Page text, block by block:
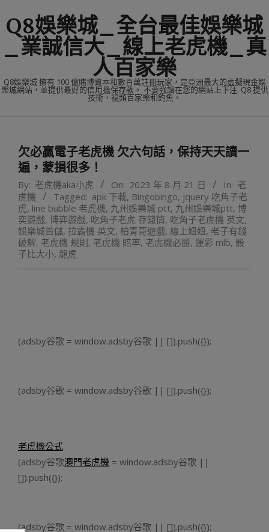
to
content
Q8娛樂城_全台最佳娛樂城
_業誠信大_線上老虎機_真
人百家樂
Q8娛樂城 擁有 100 億賭博資本和數百萬註冊玩家，是亞洲最大的虛擬現金娛
樂城網站，並提供最好的信用擔保存款。 不要強調在您的網站上下注. Q8 提供
技術，視頻百家樂和釣魚。
Menu欠必贏電子老虎機 欠六句話，保持天天讀一
遍，蒙損很多！
By: 老虎機aka小虎 On: 2023 年 8 月 21 日 In: 老
虎機
Tagged: apk 下載, Bingobingo, jquery 吃角子老
虎, line bubble 老虎機, 九州娛樂城 ptt, 九州娛樂城ptt, 博
奕遊戲, 博弈遊戲, 吃角子老虎 存錢筒, 吃角子老虎機 英文,
娛樂城首儲, 拉霸機 英文, 柏青哥遊戲, 線上妞妞, 老子有錢
破解, 老虎機 規則, 老虎機 賠率, 老虎機必勝, 運彩 mlb, 骰
子比大小, 龍虎
(adsby谷歌 = window.adsby谷歌 || []).push({});
(adsby谷歌 = window.adsby谷歌 || []).push({});
老虎機公式
(adsby谷歌澳門老虎機 = window.adsby谷歌 ||
[]).push({});
(adsby谷歌 = window.adsby谷歌 || []).push({});